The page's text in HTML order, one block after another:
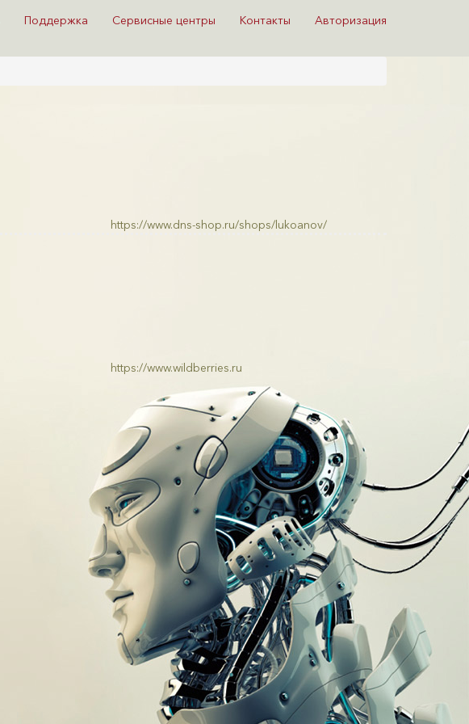
Поддержка Сервисные центры Контакты Авторизация
https://www.dns-shop.ru/shops/lukoanov/
https://www.wildberries.ru